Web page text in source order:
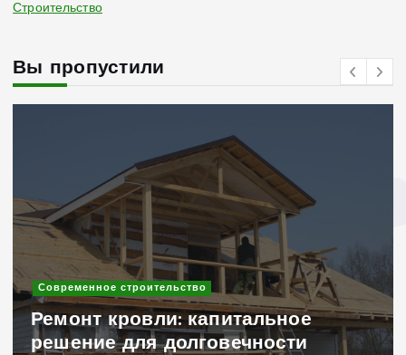
Строительство
Вы пропустили
капитальное
долговечности
Современное